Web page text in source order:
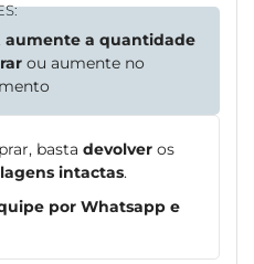
aumente a quantidade
ou aumente no
basta devolver os
intactas.
por Whatsapp e